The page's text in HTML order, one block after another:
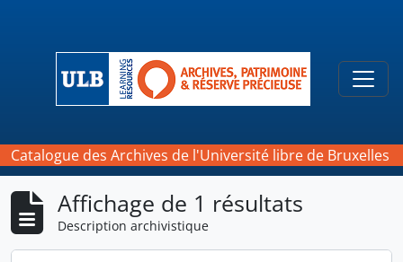
Catalogue des Archives de l'Université libre de Bruxelles
Affichage de 1 résultats
Description archivistique